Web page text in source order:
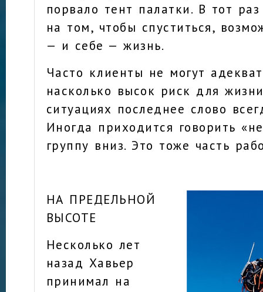
порвало тент палатки. В тот
на том, чтобы спуститься,
— и себе — жизнь.
Часто клиенты не могут
насколько высок риск для
ситуациях последнее слово
Иногда приходится говорить
группу вниз. Это тоже часть
НА ПРЕДЕЛЬНОЙ
ВЫСОТЕ
Несколько лет
назад Хавьер
принимал на